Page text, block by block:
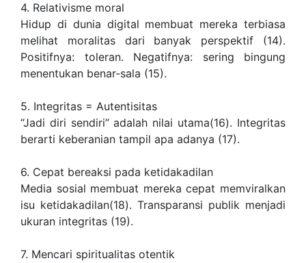
4. Relativisme moral
Hidup di dunia digital membuat mereka terbiasa
melihat moralitas dari banyak perspektif (14).
Positifnya: toleran. Negatifnya: sering bingung
menentukan benar-sala (15).
5. Integritas = Autentisitas
“Jadi diri sendiri” adalah nilai utama(16). Integritas
berarti keberanian tampil apa adanya (17).
6. Cepat bereaksi pada ketidakadilan
Media sosial membuat mereka cepat memviralkan
isu ketidakadilan(18). Transparansi publik menjadi
ukuran integritas (19).
7. Mencari spiritualitas otentik